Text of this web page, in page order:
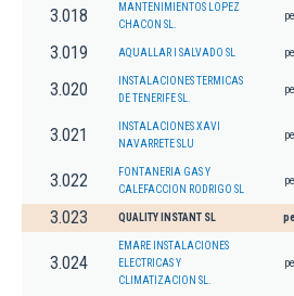
3.018
MANTENIMIENTOS LOPEZ
CHACON SL.
3.019 AQUALLAR I SALVADO SL
3.020
INSTALACIONES TERMICAS
DE TENERIFE SL.
3.021
INSTALACIONES XAVI
NAVARRETE SLU
3.022
FONTANERIA GAS Y
CALEFACCION RODRIGO SL
3.023 QUALITY INSTANT SL
3.024
EMARE INSTALACIONES
ELECTRICAS Y
CLIMATIZACION SL.